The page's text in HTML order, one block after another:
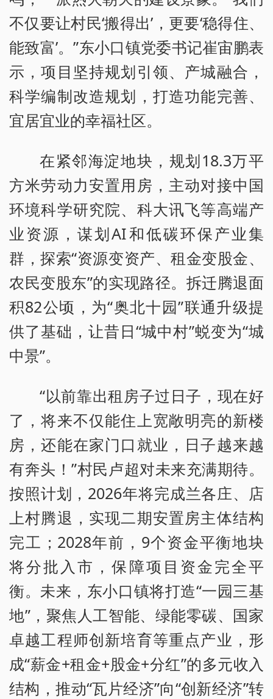
不仅要让村民‘搬得出’，更要‘稳得住、
能致富’。”东小口镇党委书记崔宙鹏表
示，项目坚持规划引领、产城融合，
科学编制改造规划，打造功能完善、
宜居宜业的幸福社区。
在紧邻海淀地块，规划18.3万平
方米劳动力安置用房，主动对接中国
环境科学研究院、科大讯飞等高端产
业资源，谋划AI和低碳环保产业集
群，探索“资源变资产、租金变股金、
农民变股东”的实现路径。拆迁腾退面
积82公顷，为“奥北十园”联通升级提
供了基础，让昔日“城中村”蜕变为“城
中景”。
“以前靠出租房子过日子，现在好
了，将来不仅能住上宽敞明亮的新楼
房，还能在家门口就业，日子越来越
有奔头！”村民卢超对未来充满期待。
按照计划，2026年将完成兰各庄、店
上村腾退，实现二期安置房主体结构
完工；2028年前，9个资金平衡地块
将分批入市，保障项目资金完全平
衡。未来，东小口镇将打造“一园三基
地”，聚焦人工智能、绿能零碳、国家
卓越工程师创新培育等重点产业，形
成“薪金+租金+股金+分红”的多元收入
结构，推动“瓦片经济”向“创新经济”转